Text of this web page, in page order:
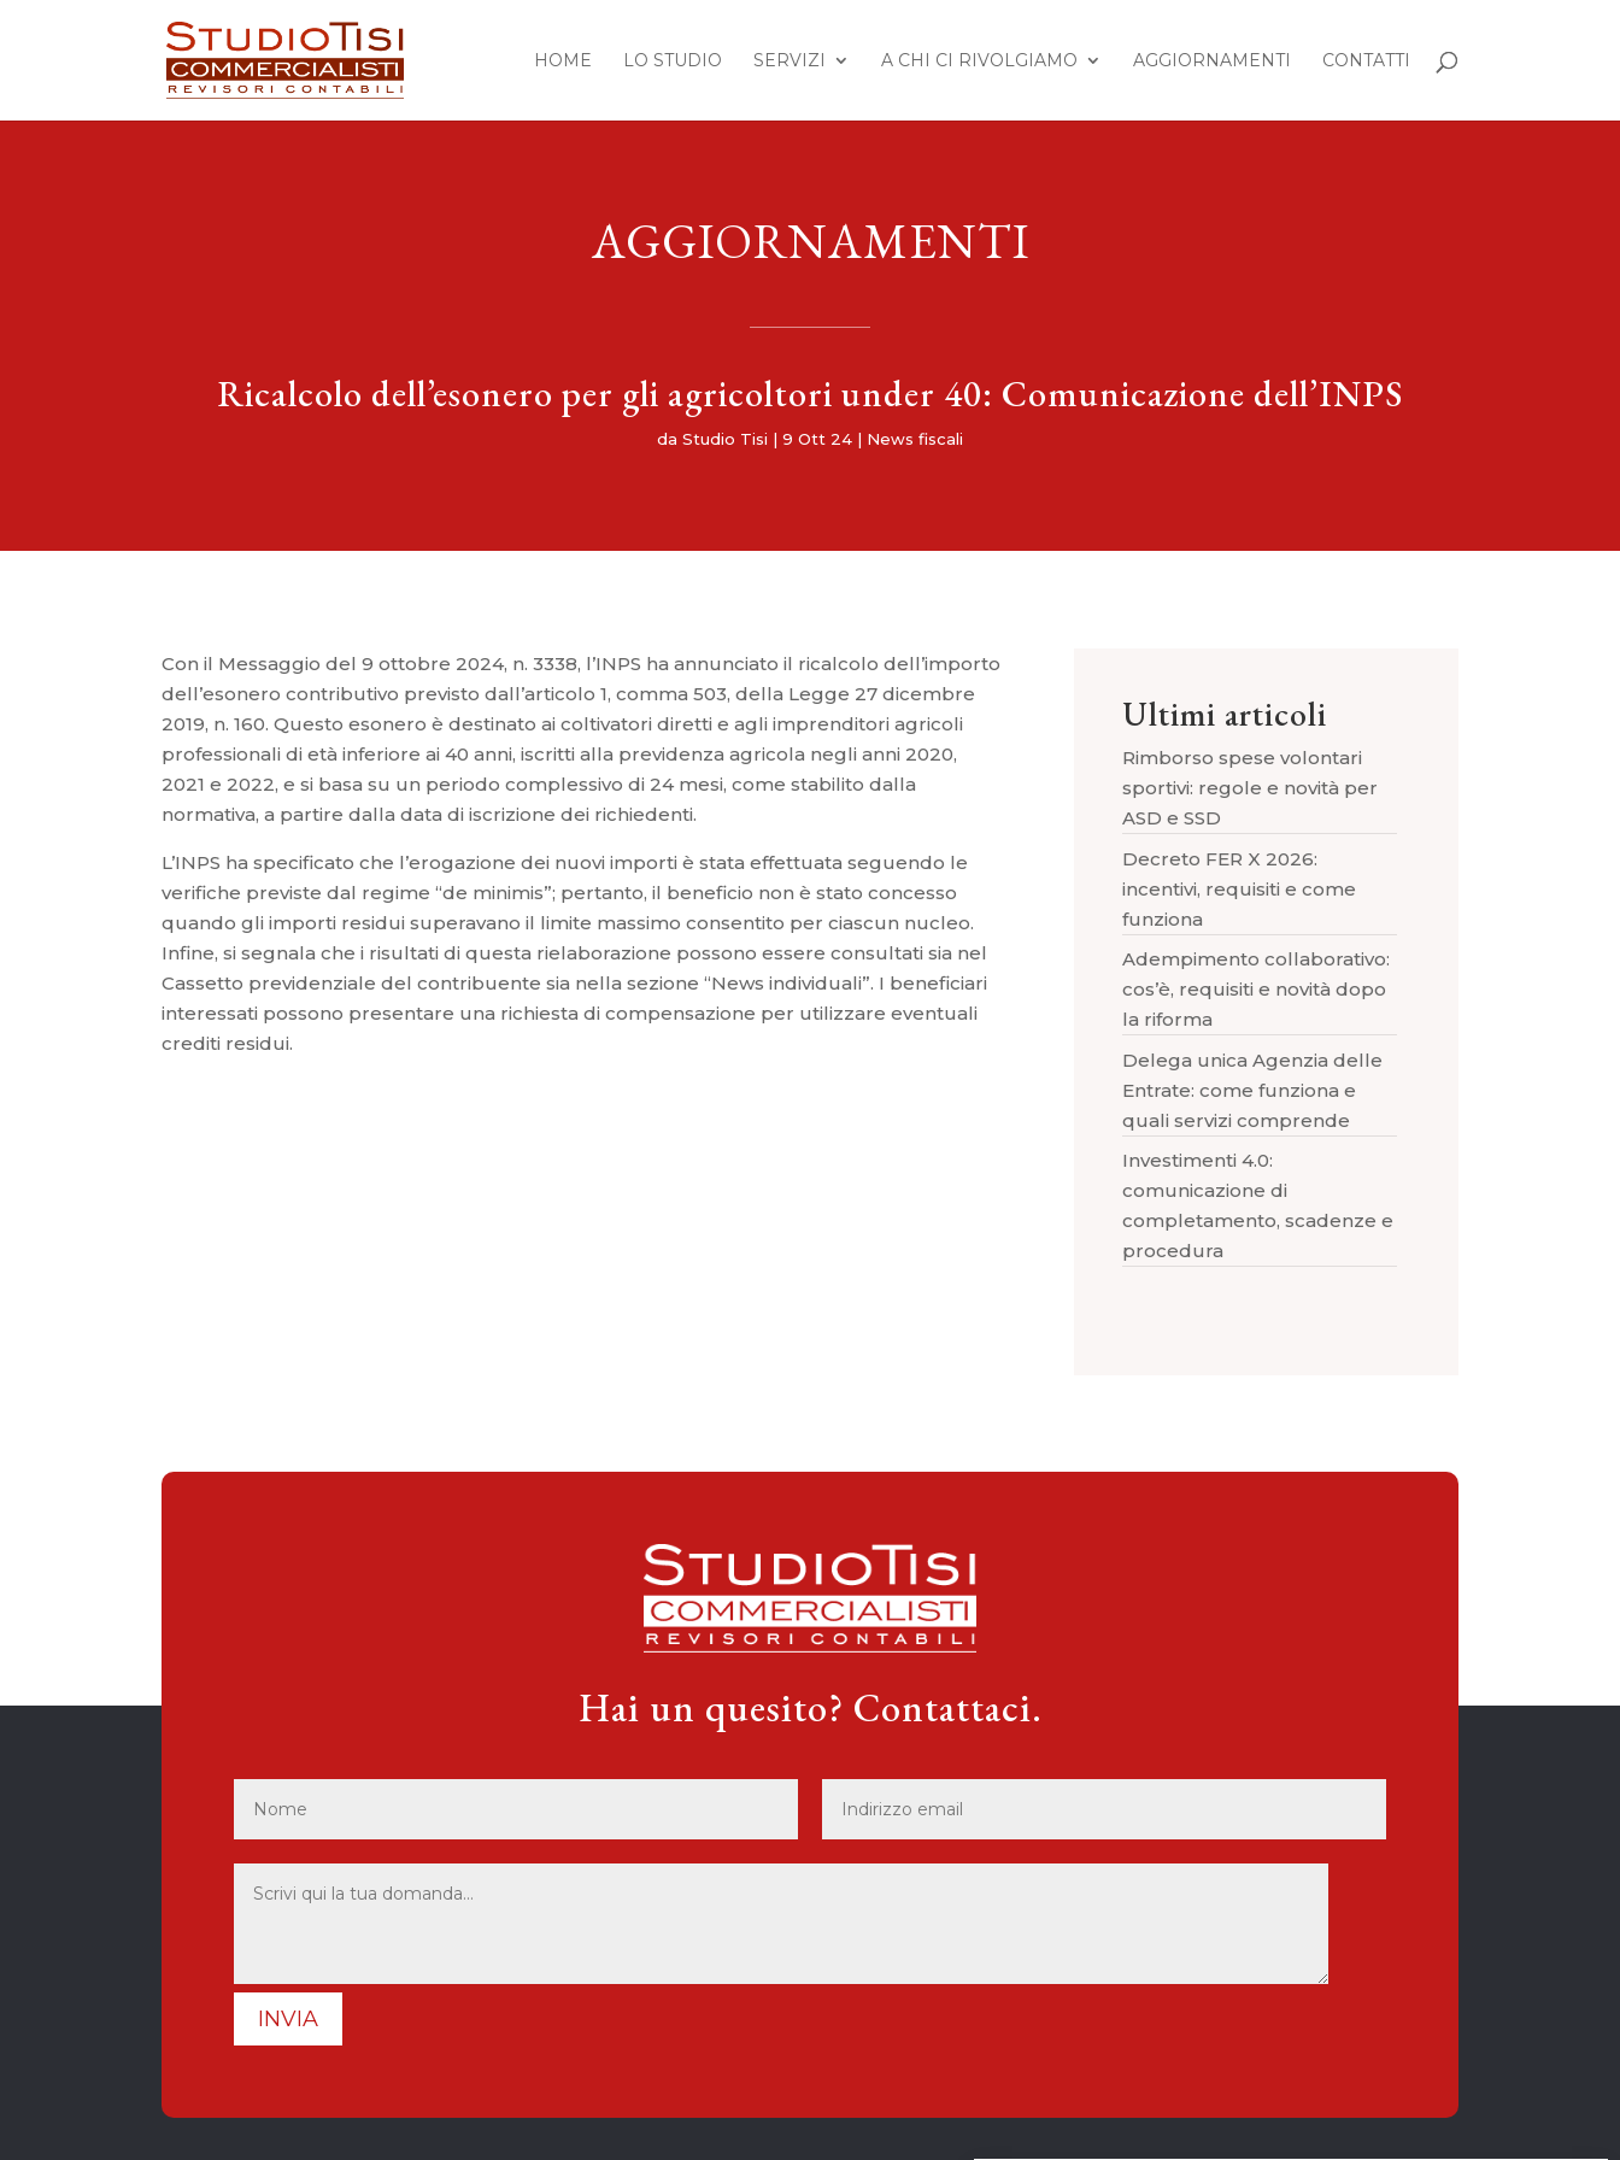
HOME LO STUDIO SERVIZI A CHI CI RIVOLGIAMO AGGIORNAMENTI CONTATTI
AGGIORNAMENTI
Ricalcolo dell’esonero per gli agricoltori under 40: Comunicazione dell’INPS
da Studio Tisi | 9 Ott 24 | News fiscali
Con il Messaggio del 9 ottobre 2024, n. 3338, l’INPS ha annunciato il ricalcolo dell’importo
dell’esonero contributivo previsto dall’articolo 1, comma 503, della Legge 27 dicembre
2019, n. 160. Questo esonero è destinato ai coltivatori diretti e agli imprenditori agricoli
professionali di età inferiore ai 40 anni, iscritti alla previdenza agricola negli anni 2020,
2021 e 2022, e si basa su un periodo complessivo di 24 mesi, come stabilito dalla
normativa, a partire dalla data di iscrizione dei richiedenti.
L’INPS ha specificato che l’erogazione dei nuovi importi è stata effettuata seguendo le
verifiche previste dal regime “de minimis”; pertanto, il beneficio non è stato concesso
quando gli importi residui superavano il limite massimo consentito per ciascun nucleo.
Infine, si segnala che i risultati di questa rielaborazione possono essere consultati sia nel
Cassetto previdenziale del contribuente sia nella sezione “News individuali”. I beneficiari
interessati possono presentare una richiesta di compensazione per utilizzare eventuali
crediti residui.
Ultimi articoli
Rimborso spese volontari
sportivi: regole e novità per
ASD e SSD
Decreto FER X 2026:
incentivi, requisiti e come
funziona
Adempimento collaborativo:
cos’è, requisiti e novità dopo
la riforma
Delega unica Agenzia delle
Entrate: come funziona e
quali servizi comprende
Investimenti 4.0:
comunicazione di
completamento, scadenze e
procedura
Hai un quesito? Contattaci.
INVIA